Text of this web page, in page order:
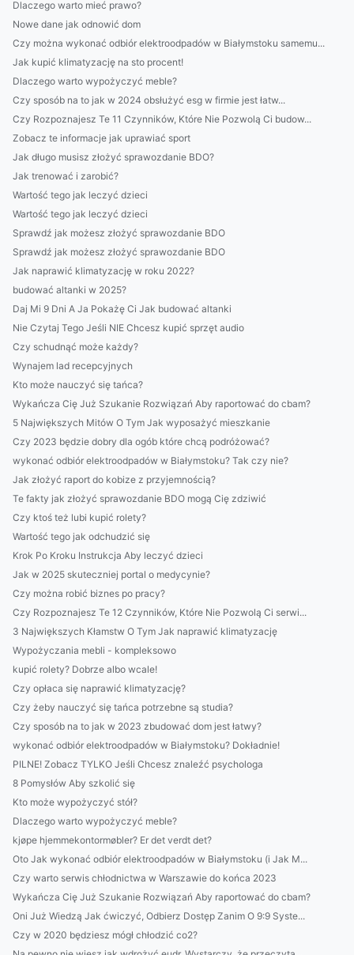
Dlaczego warto mieć prawo?
Nowe dane jak odnowić dom
Czy można wykonać odbiór elektroodpadów w Białymstoku samemu...
Jak kupić klimatyzację na sto procent!
Dlaczego warto wypożyczyć meble?
Czy sposób na to jak w 2024 obsłużyć esg w firmie jest łatw...
Czy Rozpoznajesz Te 11 Czynników, Które Nie Pozwolą Ci budow...
Zobacz te informacje jak uprawiać sport
Jak długo musisz złożyć sprawozdanie BDO?
Jak trenować i zarobić?
Wartość tego jak leczyć dzieci
Wartość tego jak leczyć dzieci
Sprawdź jak możesz złożyć sprawozdanie BDO
Sprawdź jak możesz złożyć sprawozdanie BDO
Jak naprawić klimatyzację w roku 2022?
budować altanki w 2025?
Daj Mi 9 Dni A Ja Pokażę Ci Jak budować altanki
Nie Czytaj Tego Jeśli NIE Chcesz kupić sprzęt audio
Czy schudnąć może każdy?
Wynajem lad recepcyjnych
Kto może nauczyć się tańca?
Wykańcza Cię Już Szukanie Rozwiązań Aby raportować do cbam?
5 Największych Mitów O Tym Jak wyposażyć mieszkanie
Czy 2023 będzie dobry dla ogób które chcą podróżować?
wykonać odbiór elektroodpadów w Białymstoku? Tak czy nie?
Jak złożyć raport do kobize z przyjemnością?
Te fakty jak złożyć sprawozdanie BDO mogą Cię zdziwić
Czy ktoś też lubi kupić rolety?
Wartość tego jak odchudzić się
Krok Po Kroku Instrukcja Aby leczyć dzieci
Jak w 2025 skuteczniej portal o medycynie?
Czy można robić biznes po pracy?
Czy Rozpoznajesz Te 12 Czynników, Które Nie Pozwolą Ci serwi...
3 Największych Kłamstw O Tym Jak naprawić klimatyzację
Wypożyczania mebli - kompleksowo
kupić rolety? Dobrze albo wcale!
Czy opłaca się naprawić klimatyzację?
Czy żeby nauczyć się tańca potrzebne są studia?
Czy sposób na to jak w 2023 zbudować dom jest łatwy?
wykonać odbiór elektroodpadów w Białymstoku? Dokładnie!
PILNE! Zobacz TYLKO Jeśli Chcesz znaleźć psychologa
8 Pomysłów Aby szkolić się
Kto może wypożyczyć stół?
Dlaczego warto wypożyczyć meble?
kjøpe hjemmekontormøbler? Er det verdt det?
Oto Jak wykonać odbiór elektroodpadów w Białymstoku (i Jak M...
Czy warto serwis chłodnictwa w Warszawie do końca 2023
Wykańcza Cię Już Szukanie Rozwiązań Aby raportować do cbam?
Oni Już Wiedzą Jak ćwiczyć, Odbierz Dostęp Zanim O 9:9 Syste...
Czy w 2020 będziesz mógł chłodzić co2?